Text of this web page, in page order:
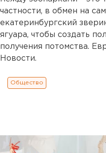
частности, в обмен на
екатеринбургский
ягуара, чтобы создать
получения потомства.
Новости.
Общество